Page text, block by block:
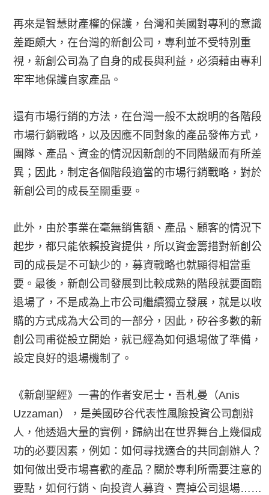
再來是智慧財產權的保護，台灣和美國對專利的意識
差距頗大，在台灣的新創公司，專利並不受特別重
視，新創公司為了自身的成長與利益，必須藉由專利
牢牢地保護自家產品。
還有市場行銷的方法，在台灣一般不太說明的各階段
市場行銷戰略，以及因應不同對象的產品發佈方式，
團隊、產品、資金的情況因新創的不同階級而有所差
異；因此，制定各個階段適當的市場行銷戰略，對於
新創公司的成長至關重要。
此外，由於事業在毫無銷售額、產品、顧客的情況下
起步，都只能依賴投資提供，所以資金籌措對新創公
司的成長是不可缺少的，募資戰略也就顯得相當重
要。最後，新創公司發展到比較成熟的階段就要面臨
退場了，不是成為上市公司繼續獨立發展，就是以收
購的方式成為大公司的一部分，因此，矽谷多數的新
創公司甫從設立開始，就已經為如何退場做了準備，
設定良好的退場機制了。
《新創聖經》一書的作者安尼士‧吾札曼（Anis
Uzzaman），是美國矽谷代表性風險投資公司創辦
人，他透過大量的實例，歸納出在世界舞台上幾個成
功的必要因素，例如：如何尋找適合的共同創辦人？
如何做出受市場喜歡的產品？關於專利所需要注意的
要點，如何行銷、向投資人募資、賣掉公司退場……